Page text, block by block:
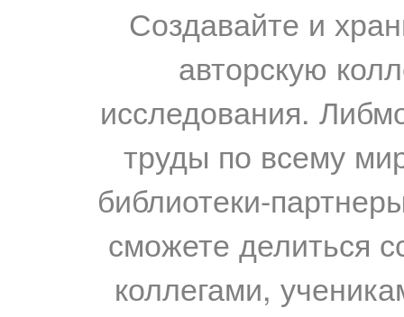
Создавайте и
авторскую
исследования.
труды по всему
библиотеки-
сможете делиться
коллегами,